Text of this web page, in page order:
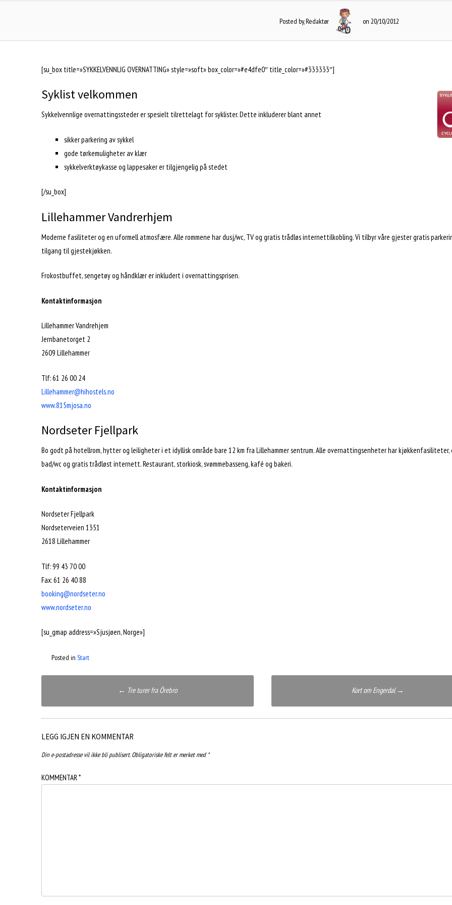
Posted by, Redaktør on 20/10/2012
[su_box title=»SYKKELVENNLIG OVERNATTING» style=»soft» box_color=»#e4dfe0″ title_color=»#333333″]
Syklist velkommen
Sykkelvennlige overnattingssteder er spesielt tilrettelagt for syklister. Dette inkluderer blant annet
sikker parkering av sykkel
gode tørkemuligheter av klær
sykkelverktøykasse og lappesaker er tilgjengelig på stedet
[/su_box]
Lillehammer Vandrerhjem
Moderne fasiliteter og en uformell atmosfære. Alle rommene har dusj/wc, TV og gratis trådløs internettilkobling. Vi tilbyr våre gjester gratis
tilgang til gjestekjøkken.
Frokostbuffet, sengetøy og håndklær er inkludert i overnattingsprisen.
Kontaktinformasjon
Lillehammer Vandrehjem
Jernbanetorget 2
2609 Lillehammer
Tlf: 61 26 00 24
Lillehammer@hihostels.no
www.815mjosa.no
Nordseter Fjellpark
Bo godt på hotellrom, hytter og leiligheter i et idyllisk område bare 12 km fra Lillehammer sentrum. Alle overnattingsenheter har
bad/wc og gratis trådløst internett. Restaurant, storkiosk, svømmebasseng, kafé og bakeri.
Kontaktinformasjon
Nordseter Fjellpark
Nordseterveien 1351
2618 Lillehammer
Tlf: 99 43 70 00
Fax: 61 26 40 88
booking@nordseter.no
www.nordseter.no
[su_gmap address=»Sjusjøen, Norge»]
Posted in Start
navigation
← Tre turer fra Örebro Kort om Engerdal →
LEGG IGJEN EN KOMMENTAR
Din e-postadresse vil ikke bli publisert. Obligatoriske felt er merket med *
KOMMENTAR *